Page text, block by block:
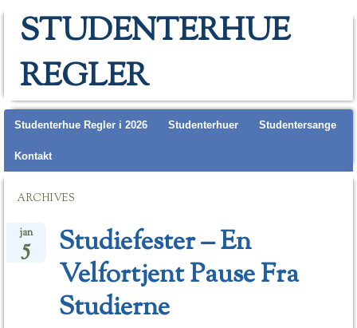
STUDENTERHUE
REGLER
Main menu
Studenterhue Regler i 2026 Studenterhuer Studentersange
Kontakt
ARCHIVES
Studiefester – En
Velfortjent Pause Fra
Studierne
jan
5